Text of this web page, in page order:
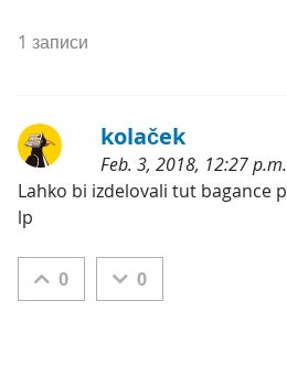
1 записи
kolaček
Feb. 3, 2018, 12:27 p.m.
Категории:
Lahko bi izdelovali tut bagance
lp
0 0